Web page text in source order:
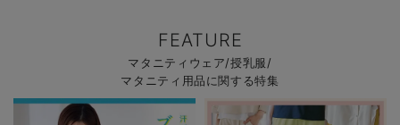
FEATURE
マタニティウェア/授乳服/
マタニティ用品に関する特集